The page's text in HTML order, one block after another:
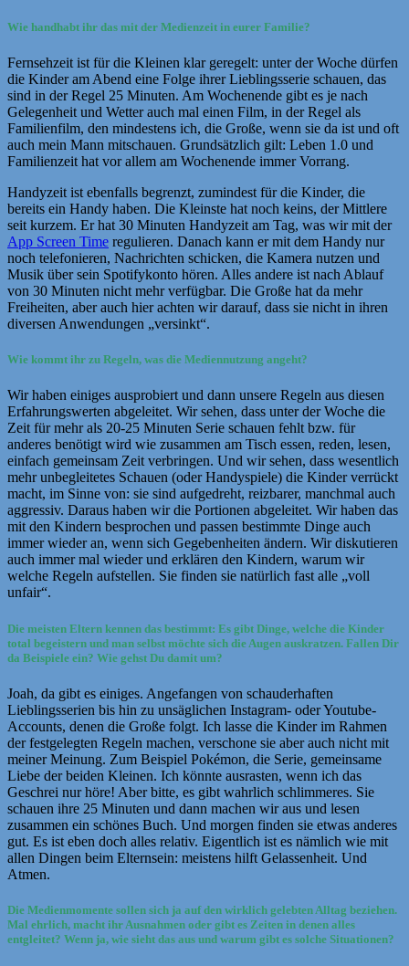
Wie handhabt ihr das mit der Medienzeit in eurer Familie?
Fernsehzeit ist für die Kleinen klar geregelt: unter der Woche dürfen
die Kinder am Abend eine Folge ihrer Lieblingsserie schauen, das
sind in der Regel 25 Minuten. Am Wochenende gibt es je nach
Gelegenheit und Wetter auch mal einen Film, in der Regel als
Familienfilm, den mindestens ich, die Große, wenn sie da ist und oft
auch mein Mann mitschauen. Grundsätzlich gilt: Leben 1.0 und
Familienzeit hat vor allem am Wochenende immer Vorrang.
Handyzeit ist ebenfalls begrenzt, zumindest für die Kinder, die
bereits ein Handy haben. Die Kleinste hat noch keins, der Mittlere
seit kurzem. Er hat 30 Minuten Handyzeit am Tag, was wir mit der
App Screen Time regulieren. Danach kann er mit dem Handy nur
noch telefonieren, Nachrichten schicken, die Kamera nutzen und
Musik über sein Spotifykonto hören. Alles andere ist nach Ablauf
von 30 Minuten nicht mehr verfügbar. Die Große hat da mehr
Freiheiten, aber auch hier achten wir darauf, dass sie nicht in ihren
diversen Anwendungen „versinkt“.
Wie kommt ihr zu Regeln, was die Mediennutzung angeht?
Wir haben einiges ausprobiert und dann unsere Regeln aus diesen
Erfahrungswerten abgeleitet. Wir sehen, dass unter der Woche die
Zeit für mehr als 20-25 Minuten Serie schauen fehlt bzw. für
anderes benötigt wird wie zusammen am Tisch essen, reden, lesen,
einfach gemeinsam Zeit verbringen. Und wir sehen, dass wesentlich
mehr unbegleitetes Schauen (oder Handyspiele) die Kinder verrückt
macht, im Sinne von: sie sind aufgedreht, reizbarer, manchmal auch
aggressiv. Daraus haben wir die Portionen abgeleitet. Wir haben das
mit den Kindern besprochen und passen bestimmte Dinge auch
immer wieder an, wenn sich Gegebenheiten ändern. Wir diskutieren
auch immer mal wieder und erklären den Kindern, warum wir
welche Regeln aufstellen. Sie finden sie natürlich fast alle „voll
unfair“.
Die meisten Eltern kennen das bestimmt: Es gibt Dinge, welche die Kinder
total begeistern und man selbst möchte sich die Augen auskratzen. Fallen Dir
da Beispiele ein? Wie gehst Du damit um?
Joah, da gibt es einiges. Angefangen von schauderhaften
Lieblingsserien bis hin zu unsäglichen Instagram- oder Youtube-
Accounts, denen die Große folgt. Ich lasse die Kinder im Rahmen
der festgelegten Regeln machen, verschone sie aber auch nicht mit
meiner Meinung. Zum Beispiel Pokémon, die Serie, gemeinsame
Liebe der beiden Kleinen. Ich könnte ausrasten, wenn ich das
Geschrei nur höre! Aber bitte, es gibt wahrlich schlimmeres. Sie
schauen ihre 25 Minuten und dann machen wir aus und lesen
zusammen ein schönes Buch. Und morgen finden sie etwas anderes
gut. Es ist eben doch alles relativ. Eigentlich ist es nämlich wie mit
allen Dingen beim Elternsein: meistens hilft Gelassenheit. Und
Atmen.
Die Medienmomente sollen sich ja auf den wirklich gelebten Alltag beziehen.
Mal ehrlich, macht ihr Ausnahmen oder gibt es Zeiten in denen alles
entgleitet? Wenn ja, wie sieht das aus und warum gibt es solche Situationen?